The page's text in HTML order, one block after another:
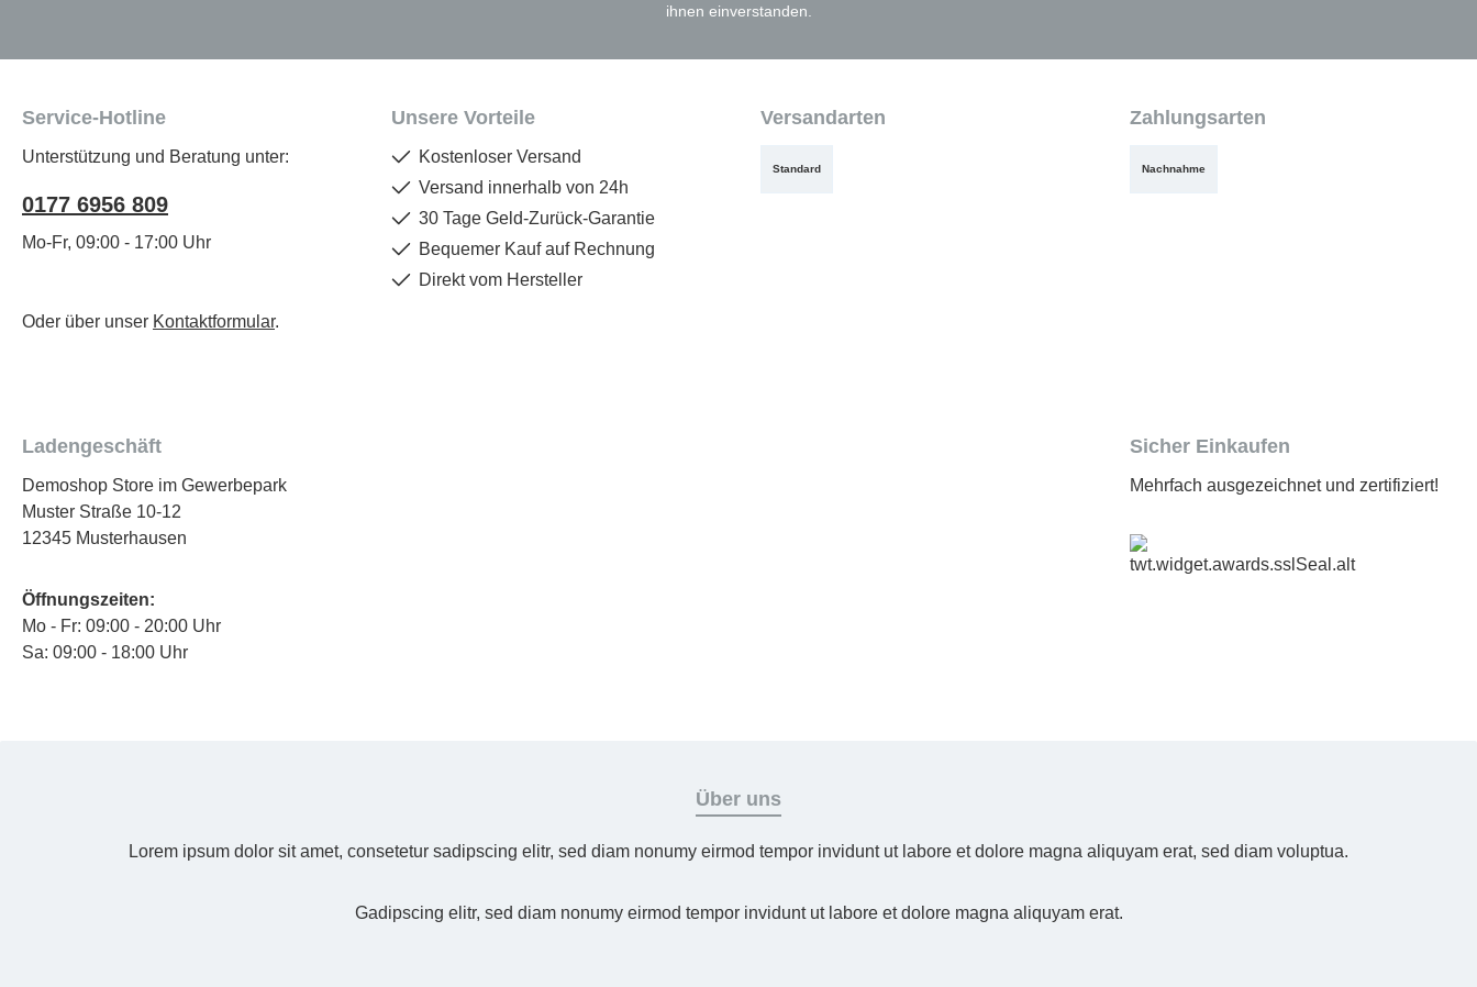
ihnen einverstanden.
Service-Hotline
Unterstützung und Beratung unter:
0177 6956 809
Mo-Fr, 09:00 - 17:00 Uhr
Oder über unser Kontaktformular.
Unsere Vorteile
Kostenloser Versand
Versand innerhalb von 24h
30 Tage Geld-Zurück-Garantie
Bequemer Kauf auf Rechnung
Direkt vom Hersteller
Versandarten
Standard
Zahlungsarten
Nachnahme
Ladengeschäft
Demoshop Store im Gewerbepark
Muster Straße 10-12
12345 Musterhausen
Öffnungszeiten:
Mo - Fr: 09:00 - 20:00 Uhr
Sa: 09:00 - 18:00 Uhr
Sicher Einkaufen
Mehrfach ausgezeichnet und zertifiziert!
Über uns
Lorem ipsum dolor sit amet, consetetur sadipscing elitr, sed diam nonumy eirmod tempor invidunt ut labore et dolore magna aliquyam erat, sed diam voluptua.
Gadipscing elitr, sed diam nonumy eirmod tempor invidunt ut labore et dolore magna aliquyam erat.